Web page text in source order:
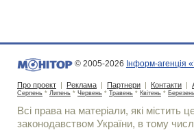
© 2005-2026 Інформ-агенція
Про проект | Реклама | Партнери | Контакти |
Серпень * Липень * Червень * Травень * Квітень *
Всі права на матеріали, які містить
законодавством України, в тому